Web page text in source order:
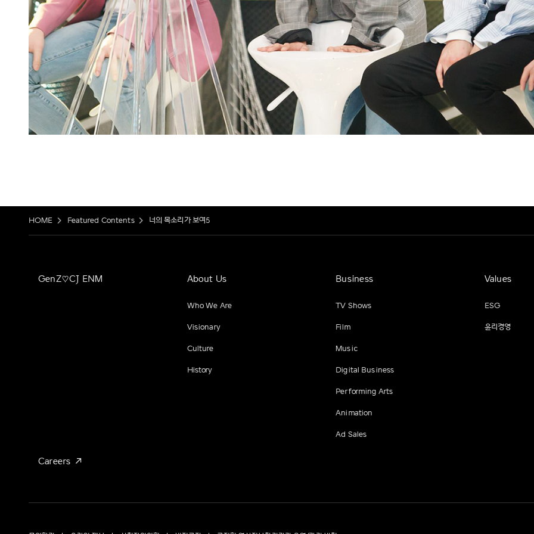
HOME Featured Contents 너의 목소리가 보여5
GenZ♡CJ ENM About Us
Who We Are
Visionary
Culture
History
Business
TV Shows
Film
Music
Digital Business
Performing Arts
Animation
Ad Sales
Values
ESG
윤리경영
Careers